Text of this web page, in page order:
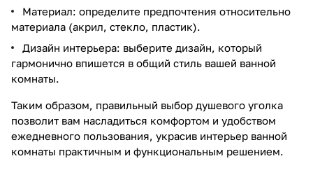
Материал: определите предпочтения относительно
материала (акрил, стекло, пластик).
Дизайн интерьера: выберите дизайн, который
гармонично впишется в общий стиль вашей ванной
комнаты.
Таким образом, правильный выбор душевого уголка
позволит вам насладиться комфортом и удобством
ежедневного пользования, украсив интерьер ванной
комнаты практичным и функциональным решением.